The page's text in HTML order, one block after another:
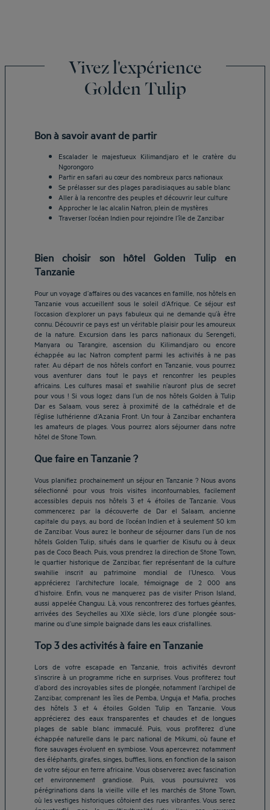
Vivez l'expérience
Golden Tulip
Bon à savoir avant de partir
Escalader le majestueux Kilimandjaro et le cratère du
Ngorongoro
Partir en safari au cœur des nombreux parcs nationaux
Se prélasser sur des plages paradisiaques au sable blanc
Aller à la rencontre des peuples et découvrir leur culture
Approcher le lac alcalin Natron, plein de mystères
Traverser l’océan Indien pour rejoindre l’île de Zanzibar
Bien choisir son hôtel Golden Tulip en
Tanzanie
Pour un voyage d’affaires ou des vacances en famille, nos hôtels en
Tanzanie vous accueillent sous le soleil d’Afrique. Ce séjour est
l’occasion d’explorer un pays fabuleux qui ne demande qu’à être
connu. Découvrir ce pays est un véritable plaisir pour les amoureux
de la nature. Excursion dans les parcs nationaux du Serengeti,
Manyara ou Tarangire, ascension du Kilimandjaro ou encore
échappée au lac Natron comptent parmi les activités à ne pas
rater. Au départ de nos hôtels confort en Tanzanie, vous pourrez
vous aventurer dans tout le pays et rencontrer les peuples
africains. Les cultures masaï et swahilie n’auront plus de secret
pour vous ! Si vous logez dans l’un de nos hôtels Golden à Tulip
Dar es Salaam, vous serez à proximité de la cathédrale et de
l’église luthérienne d’Azania Front. Un tour à Zanzibar enchantera
les amateurs de plages. Vous pourrez alors séjourner dans notre
hôtel de Stone Town.
Que faire en Tanzanie ?
Vous planifiez prochainement un séjour en Tanzanie ? Nous avons
sélectionné pour vous trois visites incontournables, facilement
accessibles depuis nos hôtels 3 et 4 étoiles de Tanzanie. Vous
commencerez par la découverte de Dar el Salaam, ancienne
capitale du pays, au bord de l’océan Indien et à seulement 50 km
de Zanzibar. Vous aurez le bonheur de séjourner dans l’un de nos
hôtels Golden Tulip, situés dans le quartier de Kisutu ou à deux
pas de Coco Beach. Puis, vous prendrez la direction de Stone Town,
le quartier historique de Zanzibar, fier représentant de la culture
swahilie inscrit au patrimoine mondial de l’Unesco. Vous
apprécierez l’architecture locale, témoignage de 2 000 ans
d’histoire. Enfin, vous ne manquerez pas de visiter Prison Island,
aussi appelée Changuu. Là, vous rencontrerez des tortues géantes,
arrivées des Seychelles au XIXe siècle, lors d’une plongée sous-
marine ou d’une simple baignade dans les eaux cristallines.
Top 3 des activités à faire en Tanzanie
Lors de votre escapade en Tanzanie, trois activités devront
s’inscrire à un programme riche en surprises. Vous profiterez tout
d’abord des incroyables sites de plongée, notamment l’archipel de
Zanzibar, comprenant les îles de Pemba, Unguja et Mafia, proches
des hôtels 3 et 4 étoiles Golden Tulip en Tanzanie. Vous
apprécierez des eaux transparentes et chaudes et de longues
plages de sable blanc immaculé. Puis, vous profiterez d’une
échappée naturelle dans le parc national de Mikumi, où faune et
flore sauvages évoluent en symbiose. Vous apercevrez notamment
des éléphants, girafes, singes, buffles, lions, en fonction de la saison
de votre séjour en terre africaine. Vous observerez avec fascination
cet environnement grandiose. Puis, vous poursuivrez vos
pérégrinations dans la vieille ville et les marchés de Stone Town,
où les vestiges historiques côtoient des rues vibrantes. Vous serez
Hôtels Aix-les-Bains
Hôtels Marseille
Hôtels Strasbourg